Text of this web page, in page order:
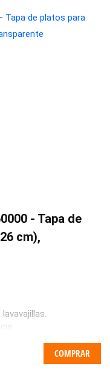
- Tapa de
cm),
COMPRAR